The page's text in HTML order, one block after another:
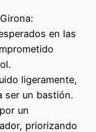
en las
ligeramente,
ser un bastión.
un
priorizando